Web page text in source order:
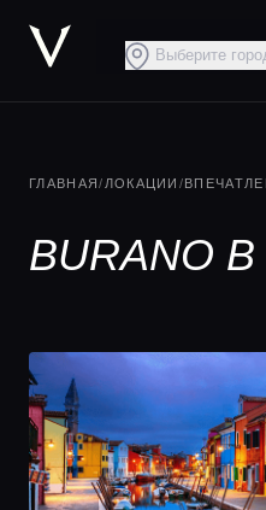
Выберите
ГЛАВНАЯ/ ЛОКАЦИИ /
BURANO